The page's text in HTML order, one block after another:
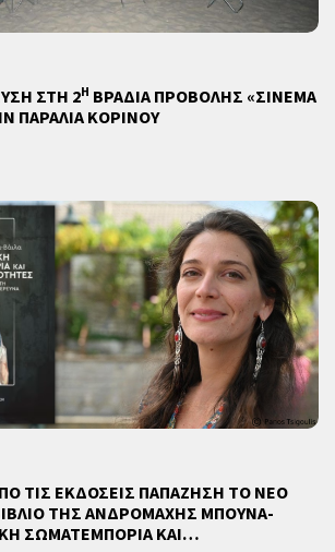
ΣΤΗ 2Η ΒΡΑΔΙΑ ΠΡΟΒΟΛΗΣ «ΣΙΝΕΜΑ
ΠΑΡΑΛΙΑ ΚΟΡΙΝΟΥ
ΤΙΣ ΕΚΔΟΣΕΙΣ ΠΑΠΑΖΗΣΗ ΤΟ ΝΕΟ
ΤΗΣ ΑΝΔΡΟΜΑΧΗΣ ΜΠΟΥΝΑ-
ΣΩΜΑΤΕΜΠΟΡΙΑ ΚΑΙ…